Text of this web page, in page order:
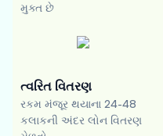
મુક્ત છે
ત્વરિત વિતરણ
રકમ મંજૂર થયાના 24-48
કલાકની અંદર લોન વિતરણ